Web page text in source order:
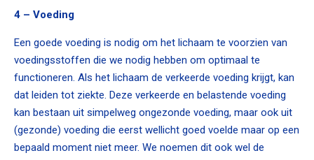
4 – Voeding
Een goede voeding is nodig om het lichaam te voorzien van
voedingsstoffen die we nodig hebben om optimaal te
functioneren. Als het lichaam de verkeerde voeding krijgt, kan
dat leiden tot ziekte. Deze verkeerde en belastende voeding
kan bestaan uit simpelweg ongezonde voeding, maar ook uit
(gezonde) voeding die eerst wellicht goed voelde maar op een
bepaald moment niet meer. We noemen dit ook wel de